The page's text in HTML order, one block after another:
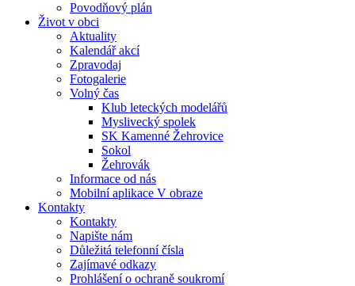
Povodňový plán
Život v obci
Aktuality
Kalendář akcí
Zpravodaj
Fotogalerie
Volný čas
Klub leteckých modelářů
Myslivecký spolek
SK Kamenné Žehrovice
Sokol
Žehrovák
Informace od nás
Mobilní aplikace V obraze
Kontakty
Kontakty
Napište nám
Důležitá telefonní čísla
Zajímavé odkazy
Prohlášení o ochraně soukromí